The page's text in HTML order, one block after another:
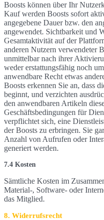
Boosts können über Ihr
Kauf werden Boosts sofort
angegebene Dauer bzw. den
angewendet. Sichtbarkeit und
Gesamtaktivität auf der
anderen Nutzern verwendeter
unmittelbar nach ihrer
weder erstattungsfähig noch
anwendbare Recht etwas
Boosts erkennen Sie an, dass
beginnt, und verzichten
den anwendbaren Artikeln
Geschäftsbedingungen für
verpflichtet sich, eine
der Boosts zu erbringen. Sie
Anzahl von Aufrufen oder
generiert werden.
7.4 Kosten
Sämtliche Kosten im
Material-, Software- oder
das Mitglied.
8. Widerrufsrecht